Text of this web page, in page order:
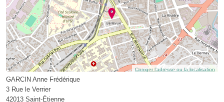
Corriger l’adresse ou la localisation
GARCIN Anne Frédérique
3 Rue le Verrier
42013 Saint-Étienne